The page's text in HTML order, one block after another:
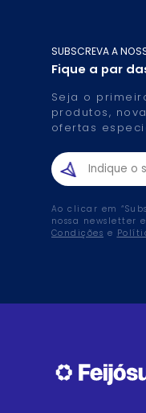
SUBSCREVA A
Fique a par
Seja o
produtos,
ofertas
Ao clicar em
nossa newsletter
Condições e